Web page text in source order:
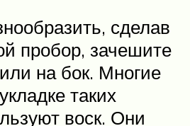
сделав
пробор, зачешите
на бок. Многие
таких
воск. Они